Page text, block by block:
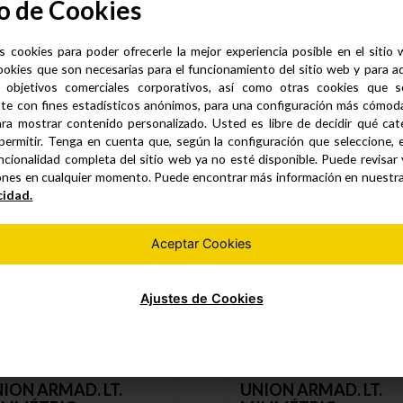
Productos similares
ARMAD. LT.
UNION ARMAD. LT.
de Cookies
cookies para poder ofrecerle la mejor experiencia posible en el sitio
que son necesarias para el funcionamiento del sitio web y para
objetivos comerciales corporativos, así como otras cookies que
con fines estadísticos anónimos, para una configuración más
mostrar contenido personalizado. Usted es libre de decidir qué
Tenga en cuenta que, según la configuración que seleccione,
completa del sitio web ya no esté disponible. Puede revisar
en cualquier momento. Puede encontrar más información en nuestra
Aceptar Cookies
Ajustes de Cookies